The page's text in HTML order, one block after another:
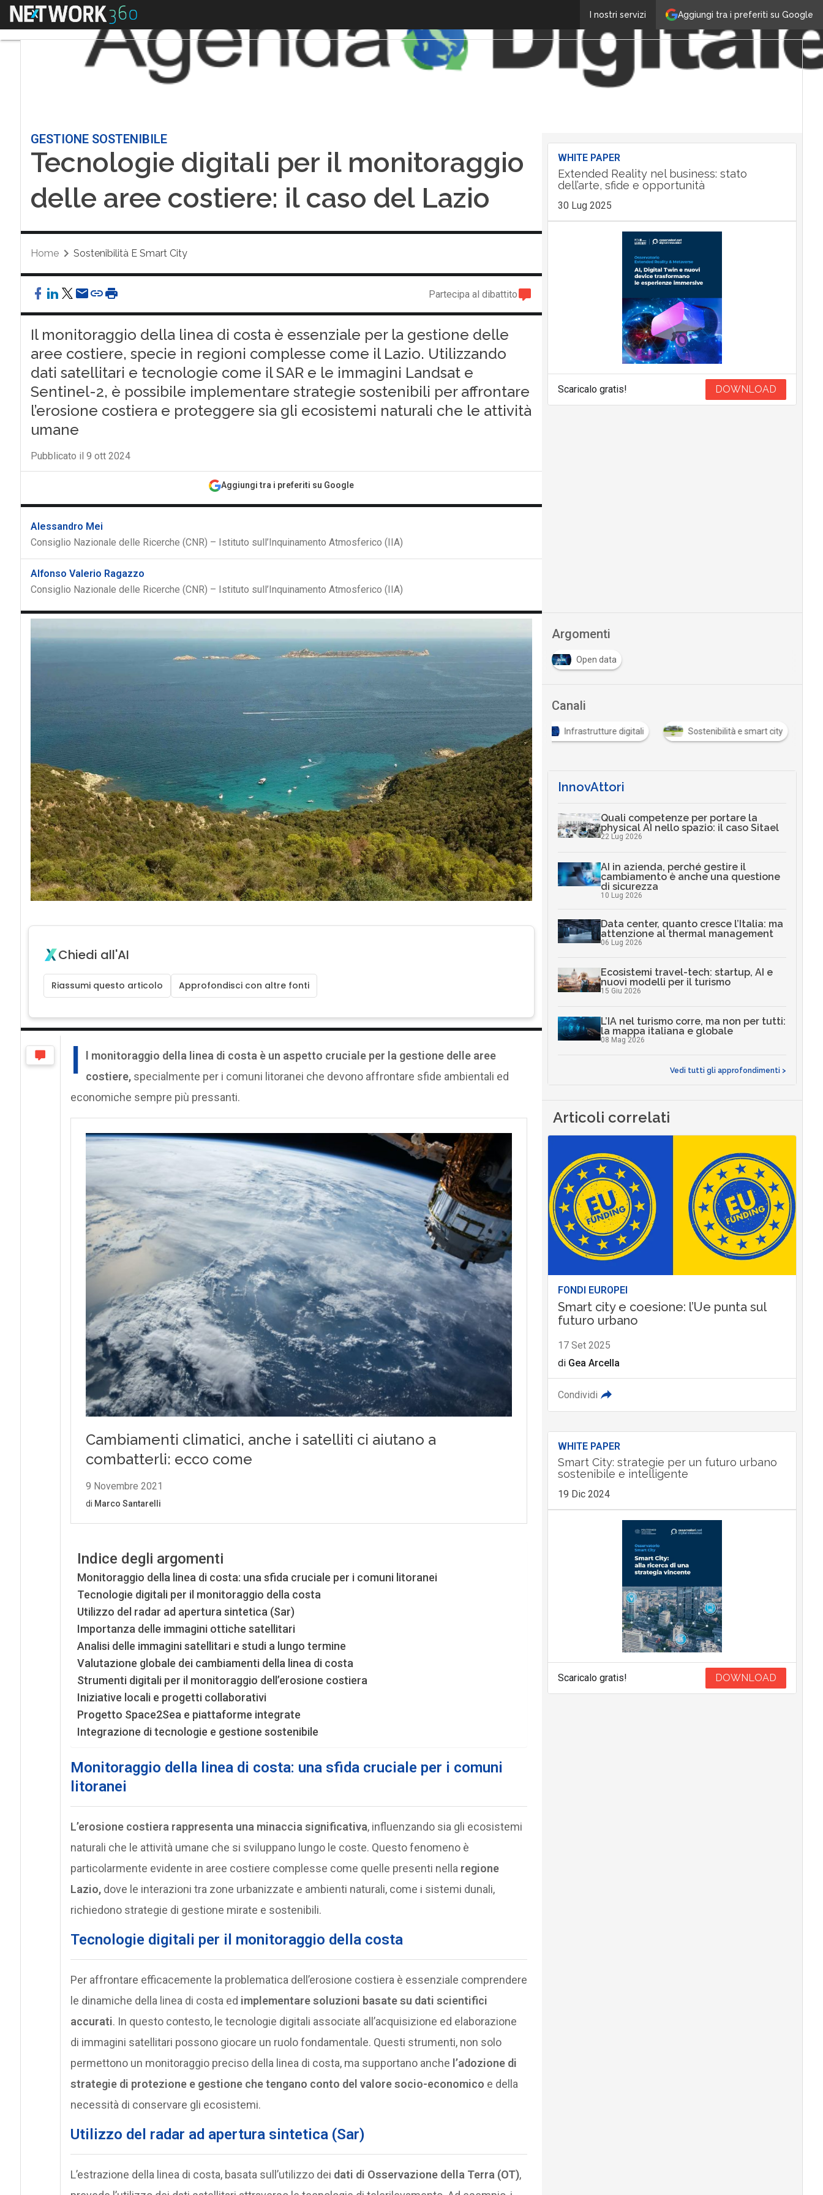
Aggiungi tra i preferiti su Google
I nostri servizi
Menu
GESTIONE SOSTENIBILE
Tecnologie digitali per il monitoraggio
delle aree costiere: il caso del Lazio
Home Sostenibilità E Smart City
Partecipa al dibattito
Il monitoraggio della linea di costa è essenziale per la gestione delle
aree costiere, specie in regioni complesse come il Lazio. Utilizzando
dati satellitari e tecnologie come il SAR e le immagini Landsat e
Sentinel-2, è possibile implementare strategie sostenibili per affrontare
l’erosione costiera e proteggere sia gli ecosistemi naturali che le attività
umane
Pubblicato il 9 ott 2024
Aggiungi tra i preferiti su Google
Alessandro Mei
Consiglio Nazionale delle Ricerche (CNR) – Istituto sull’Inquinamento Atmosferico (IIA)
Alfonso Valerio Ragazzo
Consiglio Nazionale delle Ricerche (CNR) – Istituto sull’Inquinamento Atmosferico (IIA)
Chiedi all'AI
Riassumi questo articolo Approfondisci con altre fonti
I
l monitoraggio della linea di costa è un aspetto cruciale per la gestione delle aree
costiere,specialmente per i comuni litoranei che devono affrontare sfide ambientali ed
economiche sempre più pressanti.
Indice degli argomenti
Monitoraggio della linea di costa: una sfida cruciale per i comuni litoranei
Tecnologie digitali per il monitoraggio della costa
Utilizzo del radar ad apertura sintetica (Sar)
Importanza delle immagini ottiche satellitari
Analisi delle immagini satellitari e studi a lungo termine
Valutazione globale dei cambiamenti della linea di costa
Strumenti digitali per il monitoraggio dell’erosione costiera
Iniziative locali e progetti collaborativi
Progetto Space2Sea e piattaforme integrate
Integrazione di tecnologie e gestione sostenibile
Monitoraggio della linea di costa: una sfida cruciale per i comuni
litoranei
L’erosione costiera rappresenta una minaccia significativa, influenzando sia gli ecosistemi
naturali che le attività umane che si sviluppano lungo le coste. Questo fenomeno è
particolarmente evidente in aree costiere complesse come quelle presenti nella regione
Lazio, dove le interazioni tra zone urbanizzate e ambienti naturali, come i sistemi dunali,
richiedono strategie di gestione mirate e sostenibili.
Tecnologie digitali per il monitoraggio della costa
Per affrontare efficacemente la problematica dell’erosione costiera è essenziale comprendere
le dinamiche della linea di costa ed implementare soluzioni basate su dati scientifici
accurati. In questo contesto, le tecnologie digitali associate all’acquisizione ed elaborazione
di immagini satellitari possono giocare un ruolo fondamentale. Questi strumenti, non solo
permettono un monitoraggio preciso della linea di costa, ma supportano anche l’adozione di
strategie di protezione e gestione che tengano conto del valore socio-economico e della
necessità di conservare gli ecosistemi.
Utilizzo del radar ad apertura sintetica (Sar)
L’estrazione della linea di costa, basata sull’utilizzo dei dati di Osservazione della Terra (OT),
WHITE PAPER
Extended Reality nel business: stato
dell’arte, sfide e opportunità
30 Lug 2025
Scaricalo gratis! DOWNLOAD
Argomenti
Open data
Canali
Infrastrutture digitali Sostenibilità e smart city
InnovAttori
Quali competenze per portare la
physical AI nello spazio: il caso Sitael
22 Lug 2026
AI in azienda, perché gestire il
cambiamento è anche una questione
di sicurezza
10 Lug 2026
Data center, quanto cresce l’Italia: ma
attenzione al thermal management
06 Lug 2026
Ecosistemi travel-tech: startup, AI e
nuovi modelli per il turismo
15 Giu 2026
L’IA nel turismo corre, ma non per tutti:
la mappa italiana e globale
08 Mag 2026
Vedi tutti gli approfondimenti >
Articoli correlati
FONDI EUROPEI
Smart city e coesione: l’Ue punta sul
futuro urbano
17 Set 2025
di Gea Arcella
Condividi
WHITE PAPER
Smart City: strategie per un futuro urbano
sostenibile e intelligente
19 Dic 2024
Scaricalo gratis! DOWNLOAD